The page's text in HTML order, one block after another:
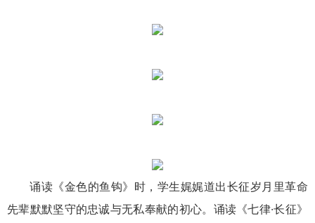
诵读《金色的鱼钩》时，学生娓娓道出长征岁月里革命
先辈默默坚守的忠诚与无私奉献的初心。诵读《七律·长征》